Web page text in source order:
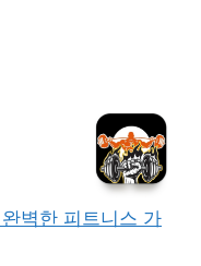
벽한 피트니스 가